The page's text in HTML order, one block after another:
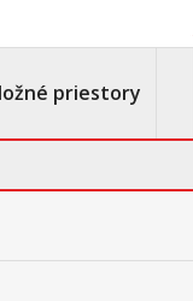
priestory